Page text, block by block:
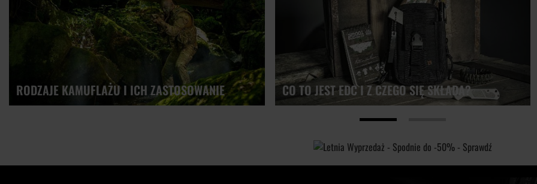
RODZAJE KAMUFLAŻU I ICH ZASTOSOWANIE CO TO JEST EDC I Z CZEGO SIĘ SKŁADA?